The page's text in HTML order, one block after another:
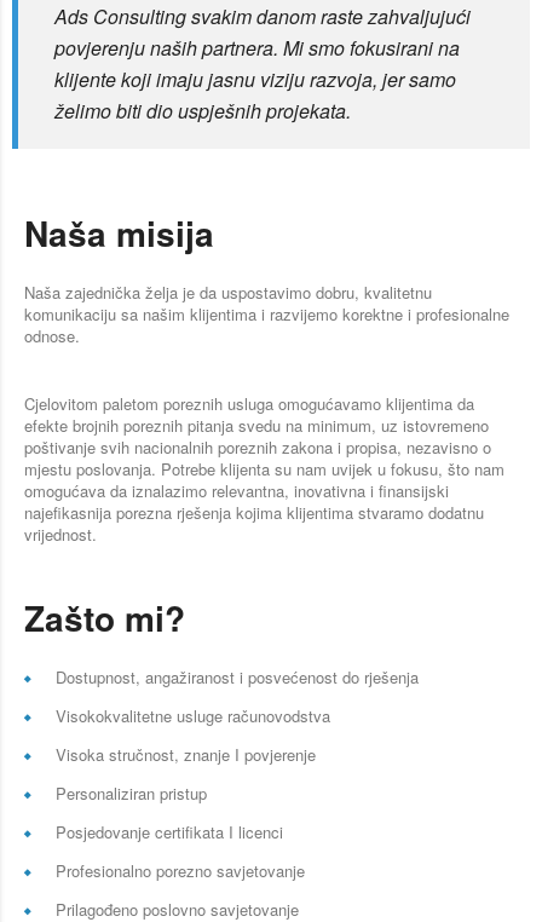
Ads Consulting svakim danom raste zahvaljujući
povjerenju naših partnera. Mi smo fokusirani na
klijente koji imaju jasnu viziju razvoja, jer samo
želimo biti dio uspješnih projekata.
Naša misija
Naša zajednička želja je da uspostavimo dobru, kvalitetnu
komunikaciju sa našim klijentima i razvijemo korektne i profesionalne
odnose.
Cjelovitom paletom poreznih usluga omogućavamo klijentima da
efekte brojnih poreznih pitanja svedu na minimum, uz istovremeno
poštivanje svih nacionalnih poreznih zakona i propisa, nezavisno o
mjestu poslovanja. Potrebe klijenta su nam uvijek u fokusu, što nam
omogućava da iznalazimo relevantna, inovativna i finansijski
najefikasnija porezna rješenja kojima klijentima stvaramo dodatnu
vrijednost.
Zašto mi?
Dostupnost, angažiranost i posvećenost do rješenja
Visokokvalitetne usluge računovodstva
Visoka stručnost, znanje I povjerenje
Personaliziran pristup
Posjedovanje certifikata I licenci
Profesionalno porezno savjetovanje
Prilagođeno poslovno savjetovanje